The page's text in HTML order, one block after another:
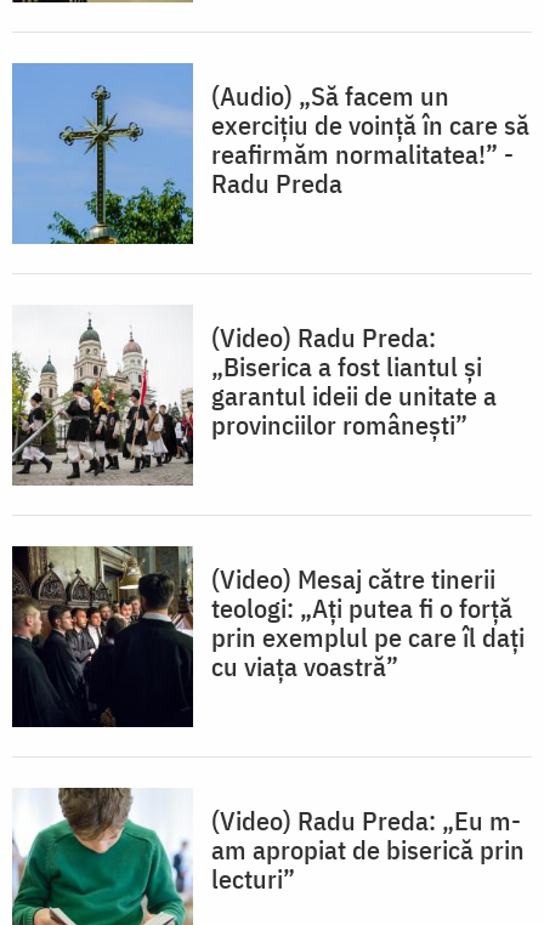
(Audio) „Să facem un
exercițiu de voință în care să
reafirmăm normalitatea!” -
Radu Preda
(Video) Radu Preda:
„Biserica a fost liantul și
garantul ideii de unitate a
provinciilor românești”
(Video) Mesaj către tinerii
teologi: „Ați putea fi o forță
prin exemplul pe care îl dați
cu viața voastră”
(Video) Radu Preda: „Eu m-
am apropiat de biserică prin
lecturi”